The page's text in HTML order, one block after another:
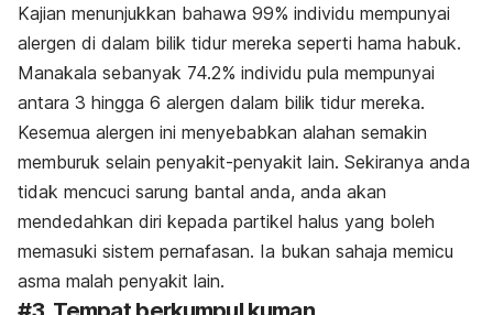
Kajian menunjukkan bahawa 99% individu mempunyai
alergen di dalam bilik tidur mereka seperti hama habuk.
Manakala sebanyak 74.2% individu pula mempunyai
antara 3 hingga 6 alergen dalam bilik tidur mereka.
Kesemua alergen ini menyebabkan alahan semakin
memburuk selain penyakit-penyakit lain. Sekiranya anda
tidak mencuci sarung bantal anda, anda akan
mendedahkan diri kepada partikel halus yang boleh
memasuki sistem pernafasan. Ia bukan sahaja memicu
asma malah penyakit lain.